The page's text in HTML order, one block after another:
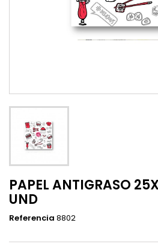
PAPEL ANTIGRASO
UND
Referencia 8802